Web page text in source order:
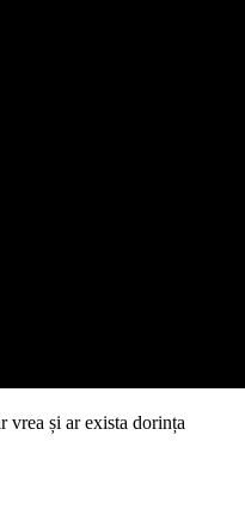
vrea și ar exista dorința